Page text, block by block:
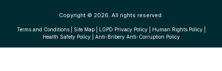
Copyright © 2026. All rights reserved.
Terms and Conditions| Site Map| LGPD Privacy Policy| Human Rights Policy|
Health Safety Policy| Anti-Bribery Anti-Corruption Policy